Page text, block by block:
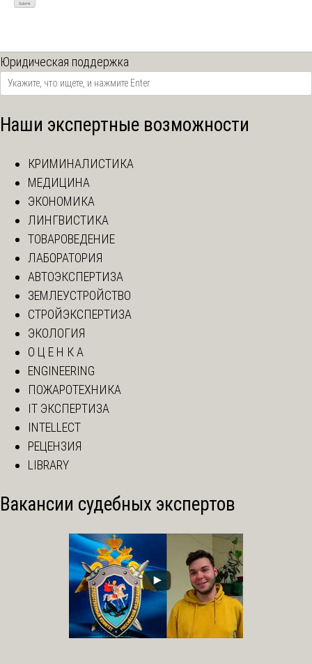
Юридическая поддержка
Наши экспертные возможности
КРИМИНАЛИСТИКА
МЕДИЦИНА
ЭКОНОМИКА
ЛИНГВИСТИКА
ТОВАРОВЕДЕНИЕ
ЛАБОРАТОРИЯ
АВТОЭКСПЕРТИЗА
ЗЕМЛЕУСТРОЙСТВО
СТРОЙЭКСПЕРТИЗА
ЭКОЛОГИЯ
О Ц Е Н К А
ENGINEERING
ПОЖАРОТЕХНИКА
IT ЭКСПЕРТИЗА
INTELLECT
РЕЦЕНЗИЯ
LIBRARY
Вакансии судебных экспертов